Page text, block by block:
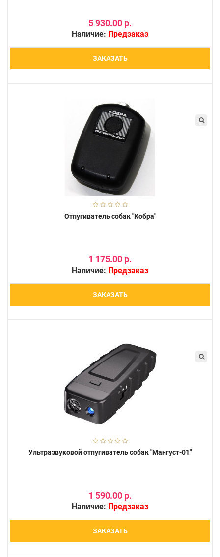
5 930.00 р.
Наличие: Предзаказ
ЗАКАЗАТЬ
Отпугиватель собак "Кобра"
1 175.00 р.
Наличие: Предзаказ
ЗАКАЗАТЬ
Ультразвуковой отпугиватель собак "Мангуст-01"
1 590.00 р.
Наличие: Предзаказ
ЗАКАЗАТЬ